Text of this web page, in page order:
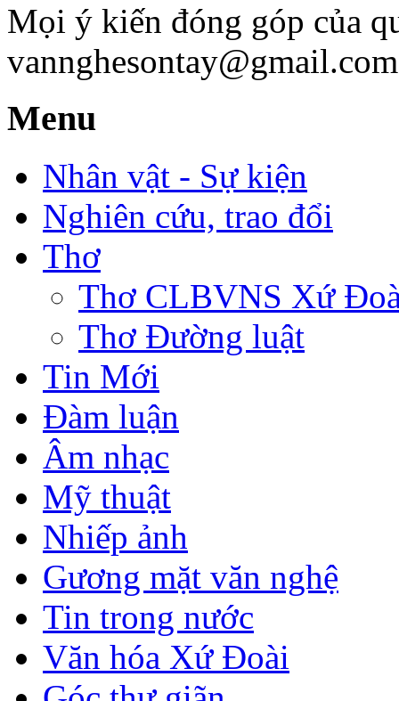
Mọi ý kiến đóng góp của
Menu
Nhân vật - Sự kiện
Nghiên cứu, trao đổi
Thơ
Thơ CLBVNS Xứ
Thơ Đường luật
Tin Mới
Đàm luận
Âm nhạc
Mỹ thuật
Nhiếp ảnh
Gương mặt văn nghệ
Tin trong nước
Văn hóa Xứ Đoài